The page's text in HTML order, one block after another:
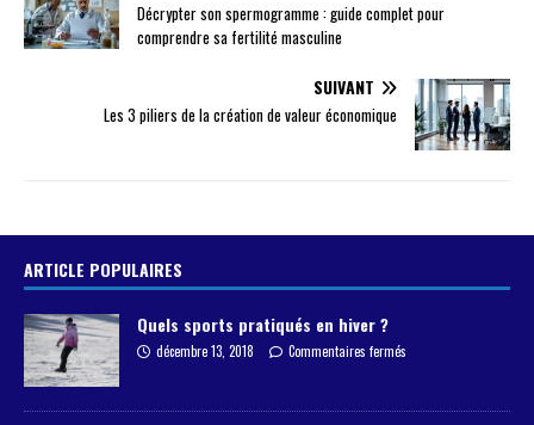
Décrypter son spermogramme : guide complet pour
comprendre sa fertilité masculine
SUIVANT
Les 3 piliers de la création de valeur économique
ARTICLE POPULAIRES
Quels sports pratiqués en hiver ?
décembre 13, 2018 Commentaires fermés